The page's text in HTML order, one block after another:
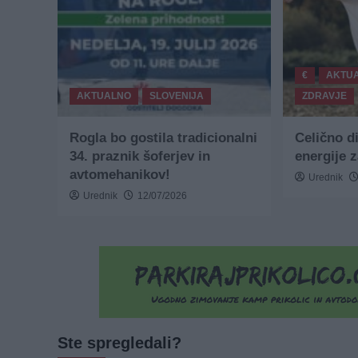
AKTUALNO SLOVENIJA
Rogla bo gostila tradicionalni
34. praznik šoferjev in
avtomehanikov!
Urednik 12/07/2026
€
ZDRAVJE
Celično
energije
Urednik
Ste spregledali?